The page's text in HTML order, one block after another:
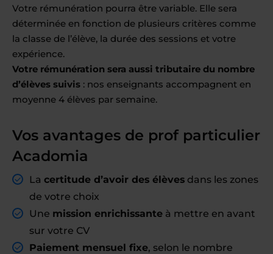
Votre rémunération pourra être variable. Elle sera
déterminée en fonction de plusieurs critères comme
la classe de l’élève, la durée des sessions et votre
expérience.
Votre rémunération sera aussi tributaire du nombre
d’élèves suivis : nos enseignants accompagnent en
moyenne 4 élèves par semaine.
Vos avantages de prof particulier
Acadomia
La certitude d’avoir des élèves dans les zones
de votre choix
Une mission enrichissante à mettre en avant
sur votre CV
Paiement mensuel fixe, selon le nombre